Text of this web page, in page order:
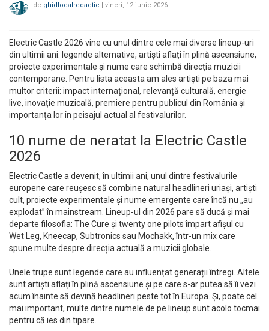
de ghidlocalredactie | vineri, 12 iunie 2026
Electric Castle 2026 vine cu unul dintre cele mai diverse lineup-uri
din ultimii ani: legende alternative, artiști aflați în plină ascensiune,
proiecte experimentale și nume care schimbă direcția muzicii
contemporane. Pentru lista aceasta am ales artiști pe baza mai
multor criterii: impact internațional, relevanță culturală, energie
live, inovație muzicală, premiere pentru publicul din România și
importanța lor în peisajul actual al festivalurilor.
10 nume de neratat la Electric Castle
2026
Electric Castle a devenit, în ultimii ani, unul dintre festivalurile
europene care reușesc să combine natural headlineri uriași, artiști
cult, proiecte experimentale și nume emergente care încă nu „au
explodat” în mainstream. Lineup-ul din 2026 pare să ducă și mai
departe filosofia: The Cure și twenty one pilots împart afișul cu
Wet Leg, Kneecap, Subtronics sau Mochakk, într-un mix care
spune multe despre direcția actuală a muzicii globale.
Unele trupe sunt legende care au influențat generații întregi. Altele
sunt artiști aflați în plină ascensiune și pe care s-ar putea să îi vezi
acum înainte să devină headlineri peste tot în Europa. Și, poate cel
mai important, multe dintre numele de pe lineup sunt acolo tocmai
pentru că ies din tipare.